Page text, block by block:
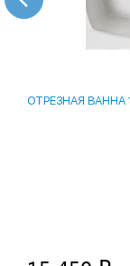
ОТРЕЗНАЯ ВАННА